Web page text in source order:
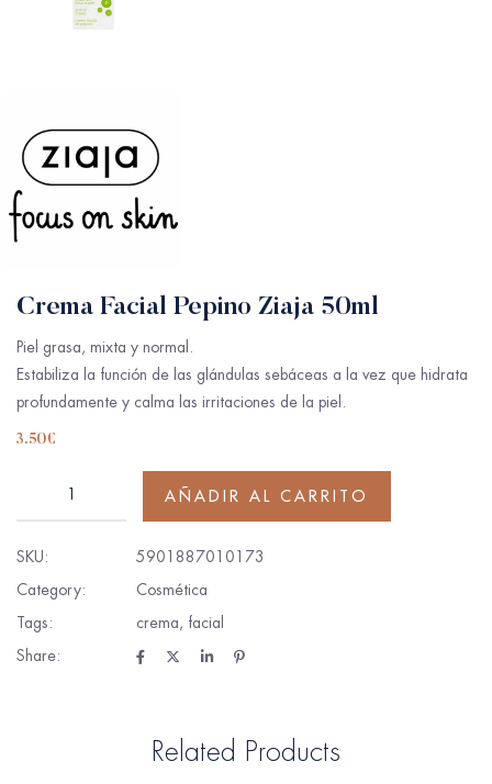
Crema Facial Pepino Ziaja 50ml
Piel grasa, mixta y normal.
Estabiliza la función de las glándulas sebáceas a la vez que hidrata
profundamente y calma las irritaciones de la piel.
3.50€
AÑADIR AL CARRITO
SKU:
5901887010173
Category:
Cosmética
Tags:
crema, facial
Share:
Related Products